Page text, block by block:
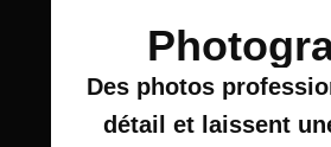
Des photos
détail et laissent